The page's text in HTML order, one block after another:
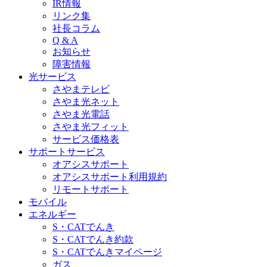
IR情報
リンク集
社長コラム
Q & A
お知らせ
障害情報
光サービス
さやまテレビ
さやま光ネット
さやま光電話
さやま光フィット
サービス価格表
サポートサービス
オアシスサポート
オアシスサポート利用規約
リモートサポート
モバイル
エネルギー
S・CATでんき
S・CATでんき約款
S・CATでんきマイページ
ガス